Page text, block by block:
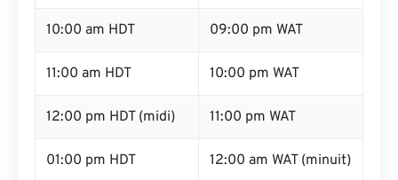
10:00 am HDT 09:00 pm WAT
11:00 am HDT 10:00 pm WAT
12:00 pm HDT (midi) 11:00 pm WAT
01:00 pm HDT 12:00 am WAT (minuit)